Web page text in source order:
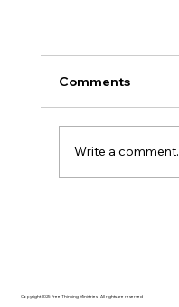
Comments
Write a
Copyright 2025 Free Thinking Ministries | All rights are reserved